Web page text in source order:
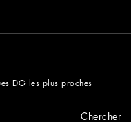
DG les plus proches
Chercher